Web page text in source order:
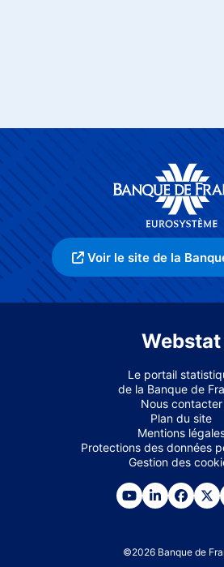
Voir le site de la
Webstat
Le portail
de la Banque de
Nous contacter
Plan du site
Mentions
Protections des données
Gestion des
©2026 Banque de